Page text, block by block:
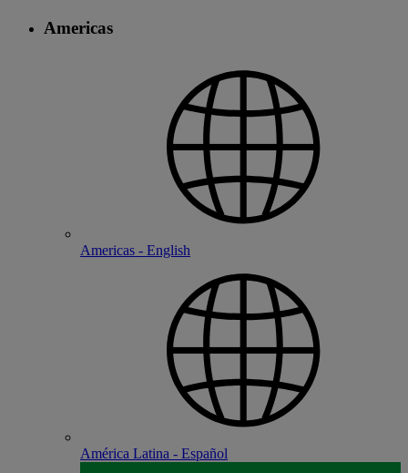
Americas
Americas - English
América Latina - Español